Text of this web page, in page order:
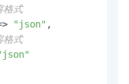
式
"json" ,
式